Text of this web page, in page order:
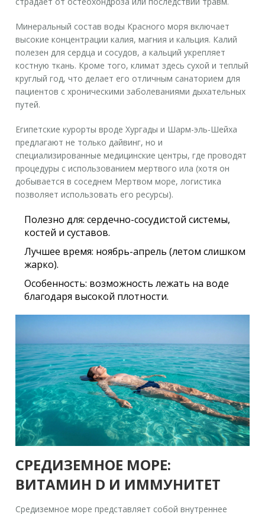
Минеральный состав воды Красного моря включает
высокие концентрации калия, магния и кальция. Калий
полезен для сердца и сосудов, а кальций укрепляет
костную ткань. Кроме того, климат здесь сухой и теплый
круглый год, что делает его отличным санаторием для
пациентов с хроническими заболеваниями дыхательных
путей.
Египетские курорты вроде Хургады и Шарм-эль-Шейха
предлагают не только дайвинг, но и
специализированные медицинские центры, где проводят
процедуры с использованием мертвого ила (хотя он
добывается в соседнем Мертвом море, логистика
позволяет использовать его ресурсы).
Полезно для: сердечно-сосудистой системы,
костей и суставов.
Лучшее время: ноябрь-апрель (летом слишком
жарко).
Особенность: возможность лежать на воде
благодаря высокой плотности.
СРЕДИЗЕМНОЕ МОРЕ:
ВИТАМИН D И ИММУНИТЕТ
Средиземное море представляет собойвнутреннее